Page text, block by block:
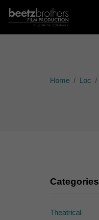
Home Loc
Categories
Theatrical